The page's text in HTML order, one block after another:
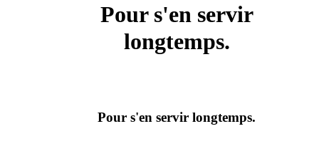
Pour s'en servir
longtemps.
Pour s'en servir longtemps.